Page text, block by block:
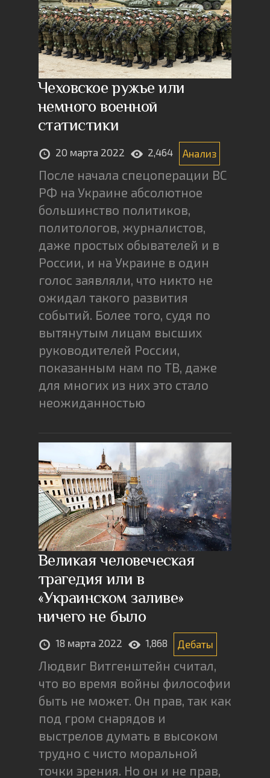
Чеховское ружье или
немного военной
статистики
20 марта 2022 2,464 Анализ
После начала спецоперации ВС
РФ на Украине абсолютное
большинство политиков,
политологов, журналистов,
даже простых обывателей и в
России, и на Украине в один
голос заявляли, что никто не
ожидал такого развития
событий. Более того, судя по
вытянутым лицам высших
руководителей России,
показанным нам по ТВ, даже
для многих из них это стало
неожиданностью
Великая человеческая
трагедия или в
«Украинском заливе»
ничего не было
18 марта 2022 1,868 Дебаты
Людвиг Витгенштейн считал,
что во время войны философии
быть не может. Он прав, так как
под гром снарядов и
выстрелов думать в высоком
трудно с чисто моральной
точки зрения. Но он и не прав,